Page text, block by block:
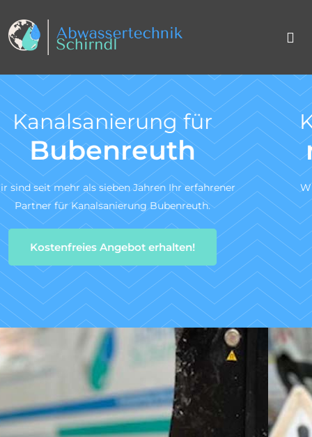
Kanal TV-
nach DIN 1986-
Wir sind ein zertifiziertes Fachunternehmen
Kanal-TV-Untersuchung gem. DIN 1986-30.
Zum Angebotsservice